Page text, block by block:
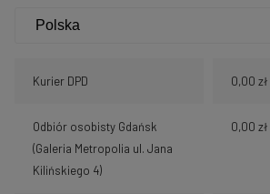
Kurier DPD 0,00 zł
Odbiór osobisty Gdańsk
(Galeria Metropolia ul. Jana
Kilińskiego 4)
0,00 zł